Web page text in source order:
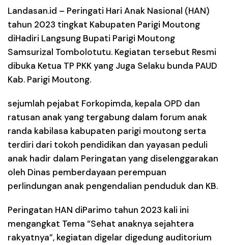
Landasan.id – Peringati Hari Anak Nasional (HAN)
tahun 2023 tingkat Kabupaten Parigi Moutong
diHadiri Langsung Bupati Parigi Moutong
Samsurizal Tombolotutu. Kegiatan tersebut Resmi
dibuka Ketua TP PKK yang Juga Selaku bunda PAUD
Kab. Parigi Moutong.
sejumlah pejabat Forkopimda, kepala OPD dan
ratusan anak yang tergabung dalam forum anak
randa kabilasa kabupaten parigi moutong serta
terdiri dari tokoh pendidikan dan yayasan peduli
anak hadir dalam Peringatan yang diselenggarakan
oleh Dinas pemberdayaan perempuan
perlindungan anak pengendalian penduduk dan KB.
Peringatan HAN diParimo tahun 2023 kali ini
mengangkat Tema “Sehat anaknya sejahtera
rakyatnya”, kegiatan digelar digedung auditorium